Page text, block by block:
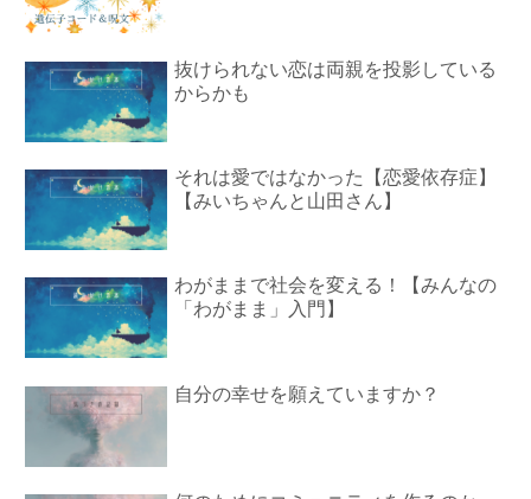
抜けられない恋は両親を投影している
からかも
それは愛ではなかった【恋愛依存症】
【みいちゃんと山田さん】
わがままで社会を変える！【みんなの
「わがまま」入門】
自分の幸せを願えていますか？